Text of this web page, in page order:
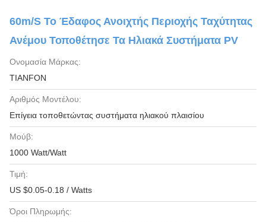
60m/S Το Έδαφος Ανοιχτής Περιοχής Ταχύτητας
Ανέμου Τοποθέτησε Τα Ηλιακά Συστήματα PV
Ονομασία Μάρκας:
TIANFON
Αριθμός Μοντέλου:
Επίγεια τοποθετώντας συστήματα ηλιακού πλαισίου
Μούβ:
1000 Watt/Watt
Τιμή:
US $0.05-0.18 / Watts
Όροι Πληρωμής: